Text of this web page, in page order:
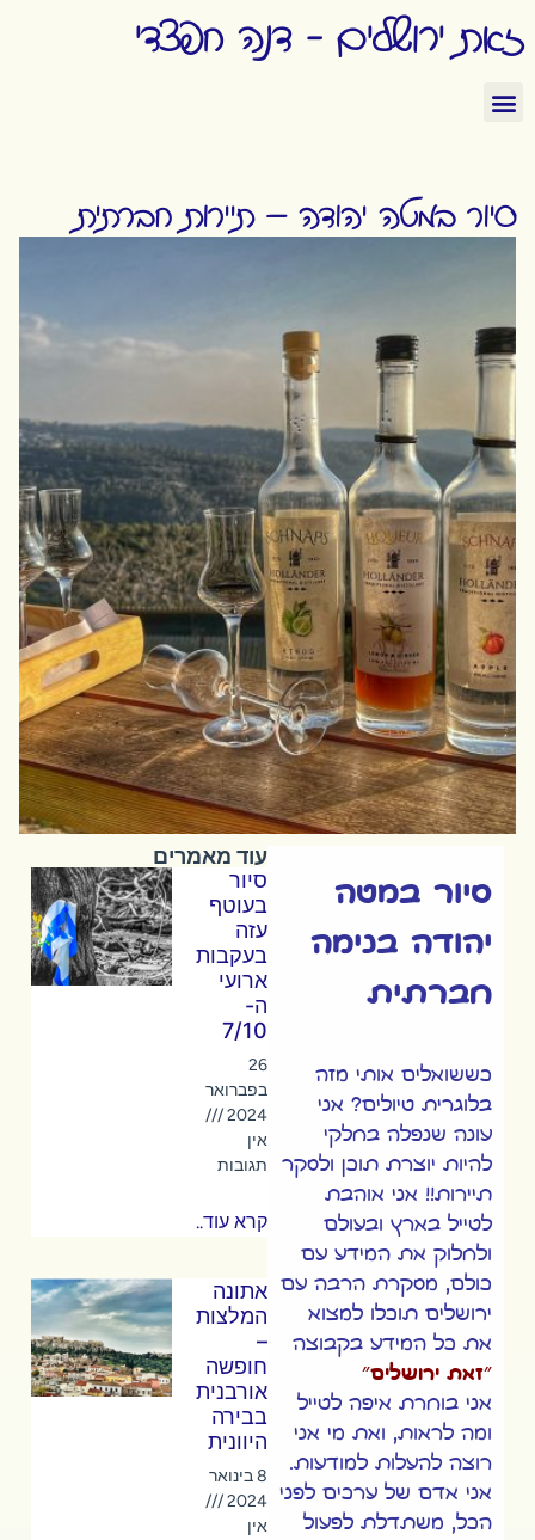
זאת ירושלים - דנה חפצדי
סיור במטה יהודה – תיירות חברתית
סיור במטה
יהודה בנימה
חברתית
כששואלים אותי מזה
בלוגרית טיולים? אני
עונה שנפלה בחלקי
להיות יוצרת תוכן ולסקר
תיירות!! אני אוהבת
לטייל בארץ ובעולם
ולחלוק את המידע עם
כולם, מסקרת הרבה עם
ירושלים תוכלו למצוא
את כל המידע בקבוצה
״זאת ירושלים״
אני בוחרת איפה לטייל
ומה לראות, ואת מי אני
רוצה להעלות למודעות.
אני אדם של ערכים לפני
הכל, משתדלת לפעול
עוד מאמרים
סיור
בעוטף
עזה
בעקבות
ארועי
ה-
7/10
26
בפברואר
2024
אין
תגובות
קרא עוד..
אתונה
המלצות
–
חופשה
אורבנית
בבירה
היוונית
8 בינואר
2024
אין